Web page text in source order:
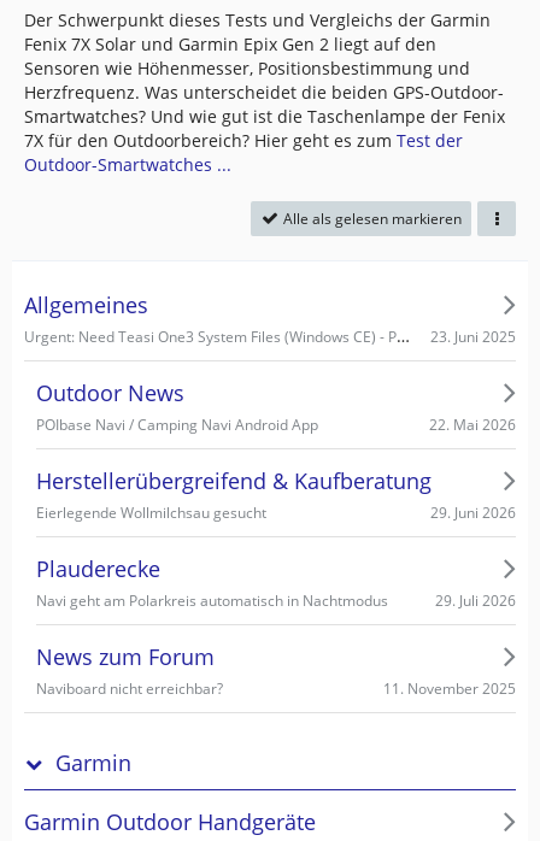
Der Schwerpunkt dieses Tests und Vergleichs der Garmin
Fenix 7X Solar und Garmin Epix Gen 2 liegt auf den
Sensoren wie Höhenmesser, Positionsbestimmung und
Herzfrequenz. Was unterscheidet die beiden GPS-Outdoor-
Smartwatches? Und wie gut ist die Taschenlampe der Fenix
7X für den Outdoorbereich? Hier geht es zum Test der
Outdoor-Smartwatches ...
Alle als gelesen markieren
Allgemeines
Urgent: Need Teasi One3 System Files (Windows CE) - PC recognizes it as Mass Storage! 23. Juni 2025
Outdoor News
POIbase Navi / Camping Navi Android App 22. Mai 2026
Herstellerübergreifend & Kaufberatung
Eierlegende Wollmilchsau gesucht 29. Juni 2026
Plauderecke
Navi geht am Polarkreis automatisch in Nachtmodus 29. Juli 2026
News zum Forum
Naviboard nicht erreichbar? 11. November 2025
Garmin
Garmin Outdoor Handgeräte